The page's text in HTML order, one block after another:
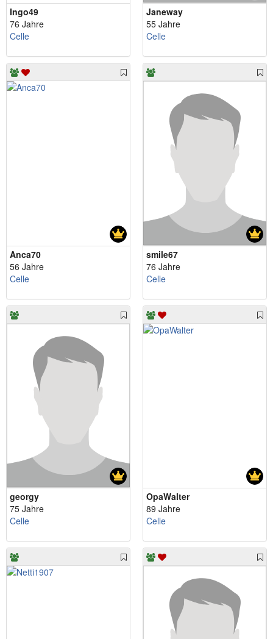
Ingo49
76 Jahre
Celle
Janeway
55 Jahre
Celle
Anca70
56 Jahre
Celle
smile67
76 Jahre
Celle
georgy
75 Jahre
Celle
OpaWalter
89 Jahre
Celle